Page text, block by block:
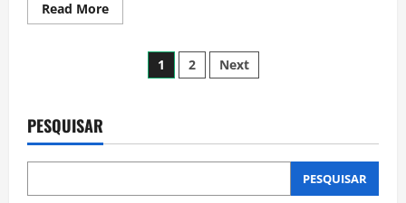
Read MoreRead
more
completo
e
sobreviver
do
Paginação
posts
1 2 Next
PESQUISAR
PESQUISAR